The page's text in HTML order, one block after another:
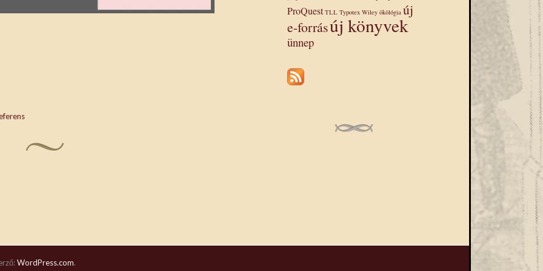
ProQuest TLL Typotex Wiley ökölógia új
e-forrásúj könyvek
ünnep
WordPress.com.